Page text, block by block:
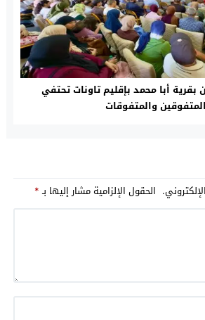
بقرية أبا محمد بإقليم تاونات تحتفي
والمتفوقات
الحقول الإلزامية مشار إليها بـ*